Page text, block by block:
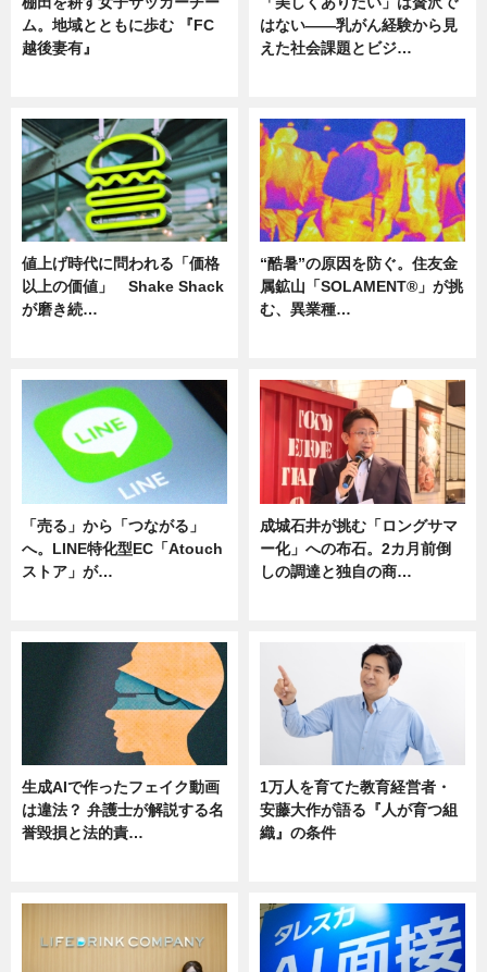
ム。地域とともに歩む 『FC
越後妻有』
はない――乳がん経験から見
えた社会課題とビジ…
値上げ時代に問われる「価格
以上の価値」 Shake Shack
が磨き続…
“酷暑”の原因を防ぐ。住友金
属鉱山「SOLAMENT®」が挑
む、異業種…
「売る」から「つながる」
へ。LINE特化型EC「Atouch
ストア」が…
成城石井が挑む「ロングサマ
ー化」への布石。2カ月前倒
しの調達と独自の商…
生成AIで作ったフェイク動画
は違法？ 弁護士が解説する名
誉毀損と法的責…
1万人を育てた教育経営者・
安藤大作が語る『人が育つ組
織』の条件